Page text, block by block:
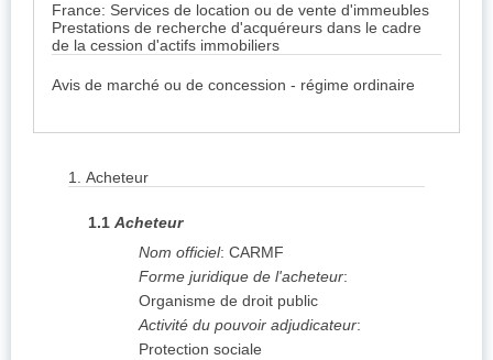
France: Services de location ou de vente d'immeubles
Prestations de recherche d'acquéreurs dans le cadre
de la cession d'actifs immobiliers
Avis de marché ou de concession - régime ordinaire
1. Acheteur
1.1 Acheteur
Nom officiel: CARMF
Forme juridique de l'acheteur:
Organisme de droit public
Activité du pouvoir adjudicateur:
Protection sociale